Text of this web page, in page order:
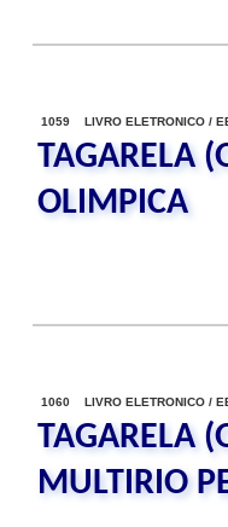
1059 LIVRO ELETRONICO /
TAGARELA
OLIMPICA
1060 LIVRO ELETRONICO /
TAGARELA
MULTIRIO